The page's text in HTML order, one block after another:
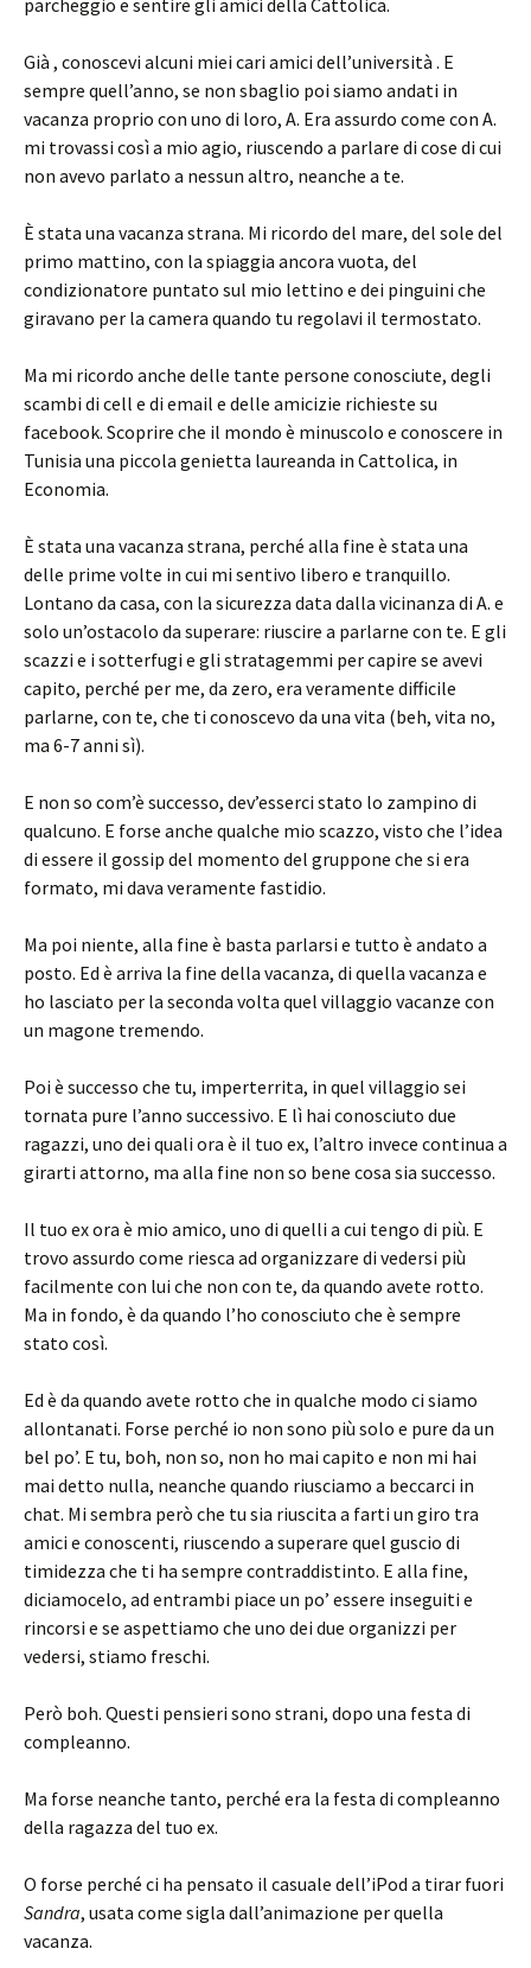
parcheggio e sentire gli amici della Cattolica.
Già , conoscevi alcuni miei cari amici dell’università . E
sempre quell’anno, se non sbaglio poi siamo andati in
vacanza proprio con uno di loro, A. Era assurdo come con A.
mi trovassi così a mio agio, riuscendo a parlare di cose di cui
non avevo parlato a nessun altro, neanche a te.
È stata una vacanza strana. Mi ricordo del mare, del sole del
primo mattino, con la spiaggia ancora vuota, del
condizionatore puntato sul mio lettino e dei pinguini che
giravano per la camera quando tu regolavi il termostato.
Ma mi ricordo anche delle tante persone conosciute, degli
scambi di cell e di email e delle amicizie richieste su
facebook. Scoprire che il mondo è minuscolo e conoscere in
Tunisia una piccola genietta laureanda in Cattolica, in
Economia.
È stata una vacanza strana, perché alla fine è stata una
delle prime volte in cui mi sentivo libero e tranquillo.
Lontano da casa, con la sicurezza data dalla vicinanza di A. e
solo un’ostacolo da superare: riuscire a parlarne con te. E gli
scazzi e i sotterfugi e gli stratagemmi per capire se avevi
capito, perché per me, da zero, era veramente difficile
parlarne, con te, che ti conoscevo da una vita (beh, vita no,
ma 6-7 anni sì).
E non so com’è successo, dev’esserci stato lo zampino di
qualcuno. E forse anche qualche mio scazzo, visto che l’idea
di essere il gossip del momento del gruppone che si era
formato, mi dava veramente fastidio.
Ma poi niente, alla fine è basta parlarsi e tutto è andato a
posto. Ed è arriva la fine della vacanza, di quella vacanza e
ho lasciato per la seconda volta quel villaggio vacanze con
un magone tremendo.
Poi è successo che tu, imperterrita, in quel villaggio sei
tornata pure l’anno successivo. E lì hai conosciuto due
ragazzi, uno dei quali ora è il tuo ex, l’altro invece continua a
girarti attorno, ma alla fine non so bene cosa sia successo.
Il tuo ex ora è mio amico, uno di quelli a cui tengo di più. E
trovo assurdo come riesca ad organizzare di vedersi più
facilmente con lui che non con te, da quando avete rotto.
Ma in fondo, è da quando l’ho conosciuto che è sempre
stato così.
Ed è da quando avete rotto che in qualche modo ci siamo
allontanati. Forse perché io non sono più solo e pure da un
bel po’. E tu, boh, non so, non ho mai capito e non mi hai
mai detto nulla, neanche quando riusciamo a beccarci in
chat. Mi sembra però che tu sia riuscita a farti un giro tra
amici e conoscenti, riuscendo a superare quel guscio di
timidezza che ti ha sempre contraddistinto. E alla fine,
diciamocelo, ad entrambi piace un po’ essere inseguiti e
rincorsi e se aspettiamo che uno dei due organizzi per
vedersi, stiamo freschi.
Però boh. Questi pensieri sono strani, dopo una festa di
compleanno.
Ma forse neanche tanto, perché era la festa di compleanno
della ragazza del tuo ex.
O forse perché ci ha pensato il casuale dell’iPod a tirar fuori
Sandra, usata come sigla dall’animazione per quella
vacanza.